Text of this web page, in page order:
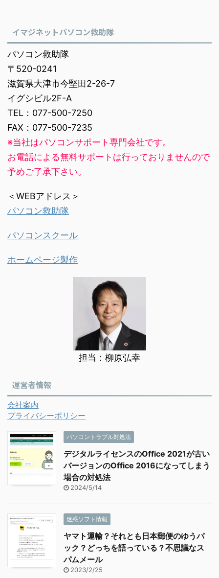
イマジネットパソコン救助隊
パソコン救助隊
〒520-0241
滋賀県大津市今堅田2-26-7
イグシビル2F-A
TEL：077-500-7250
FAX：077-500-7235
※当社はパソコンサポート専門会社です。
お電話による無料サポートは行っておりませんので
予めご了承下さい。
＜WEBアドレス＞
パソコン救助隊
パソコンスクール
ホームページ製作
担当：柳原弘幸
運営者情報
会社案内
プライバシーポリシー
パソコントラブル対処法
デジタルライセンスのOffice 2021が古い
バージョンのOffice 2016になってしまう
場合の対処法
2024/5/14
迷惑ソフト情報
ヤマト運輸？それとも日本郵便のゆうパ
ック？どっちを語っている？不思議なス
パムメール
2023/2/25